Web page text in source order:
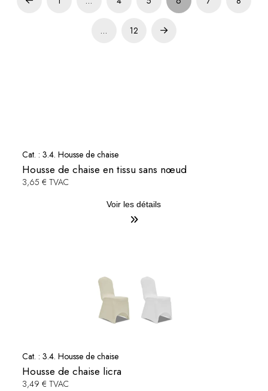
Prev
… 12 Next
Cat. : 3.4. Housse de chaise
Housse de chaise en tissu sans nœud
3,65 € TVAC
Voir les détails
Cat. : 3.4. Housse de chaise
Housse de chaise licra
3,49 € TVAC